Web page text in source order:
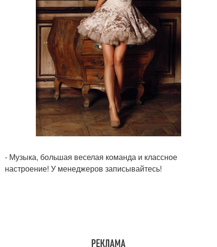
- Музыка, большая веселая команда и классное
настроение! У менеджеров записывайтесь!